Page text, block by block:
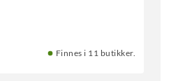
Finnes i 11 butikker.